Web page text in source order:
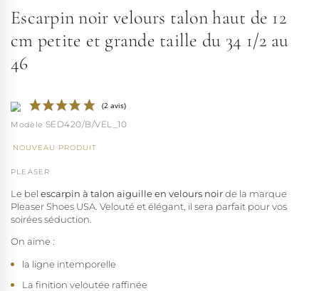
Escarpin noir velours talon haut de 12
cm petite et grande taille du 34 1/2 au
46
(2 avis)
SED420/B/VEL_10
NOUVEAU PRODUIT
PLEASER
Le bel escarpin à talon aiguille en velours noirde la marque
Pleaser Shoes USA. Velouté et élégant, il sera parfait pour vos
soirées séduction.
On aime :
la ligne intemporelle
La finition veloutée raffinée